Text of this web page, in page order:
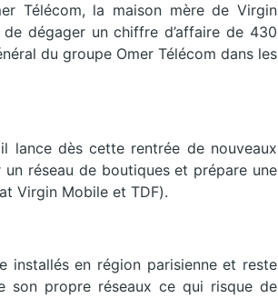
Télécom, la maison mère de Virgin
dégager un chiffre d’affaire de 430
du groupe Omer Télécom dans les
lance dès cette rentrée de nouveaux
réseau de boutiques et prépare une
Virgin Mobile et TDF).
installés en région parisienne et reste
son propre réseaux ce qui risque de